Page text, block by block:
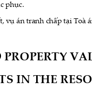
phục.
vụ án tranh chấp tại Toà
PROPERTY
IN THE